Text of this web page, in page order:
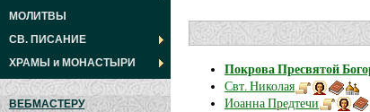
МОЛИТВЫ
СВ. ПИСАНИЕ
ХРАМЫ и МОНАСТЫРИ
ВЕБМАСТЕРУ
Покрова Пресвятой
Свт. Николая
Иоанна Предтечи